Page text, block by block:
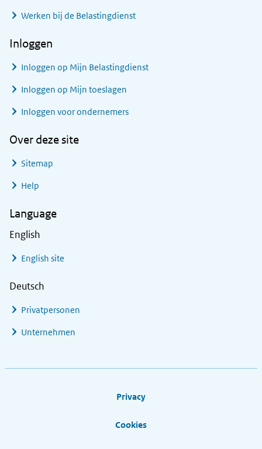
Werken bij de Belastingdienst
Inloggen
Inloggen op Mijn Belastingdienst
Inloggen op Mijn toeslagen
Inloggen voor ondernemers
Over deze site
Sitemap
Help
Language
English
English site
Deutsch
Privatpersonen
Unternehmen
Privacy
Cookies